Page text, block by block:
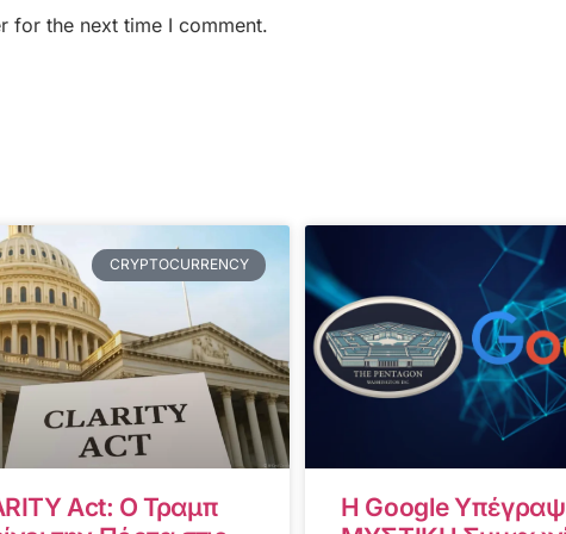
for the next time I comment.
CRYPTOCURRENCY
Act: Ο Τραμπ
Η Google